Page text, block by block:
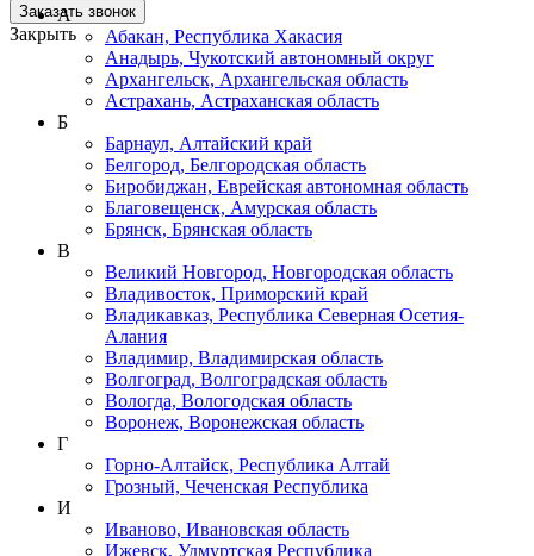
Заказать звонок
Закрыть
А
Абакан, Республика Хакасия
Анадырь, Чукотский автономный округ
Архангельск, Архангельская область
Астрахань, Астраханская область
Б
Барнаул, Алтайский край
Белгород, Белгородская область
Биробиджан, Еврейская автономная область
Благовещенск, Амурская область
Брянск, Брянская область
В
Великий Новгород, Новгородская область
Владивосток, Приморский край
Владикавказ, Республика Северная Осетия-
Алания
Владимир, Владимирская область
Волгоград, Волгоградская область
Вологда, Вологодская область
Воронеж, Воронежская область
Г
Горно-Алтайск, Республика Алтай
Грозный, Чеченская Республика
И
Иваново, Ивановская область
Ижевск, Удмуртская Республика